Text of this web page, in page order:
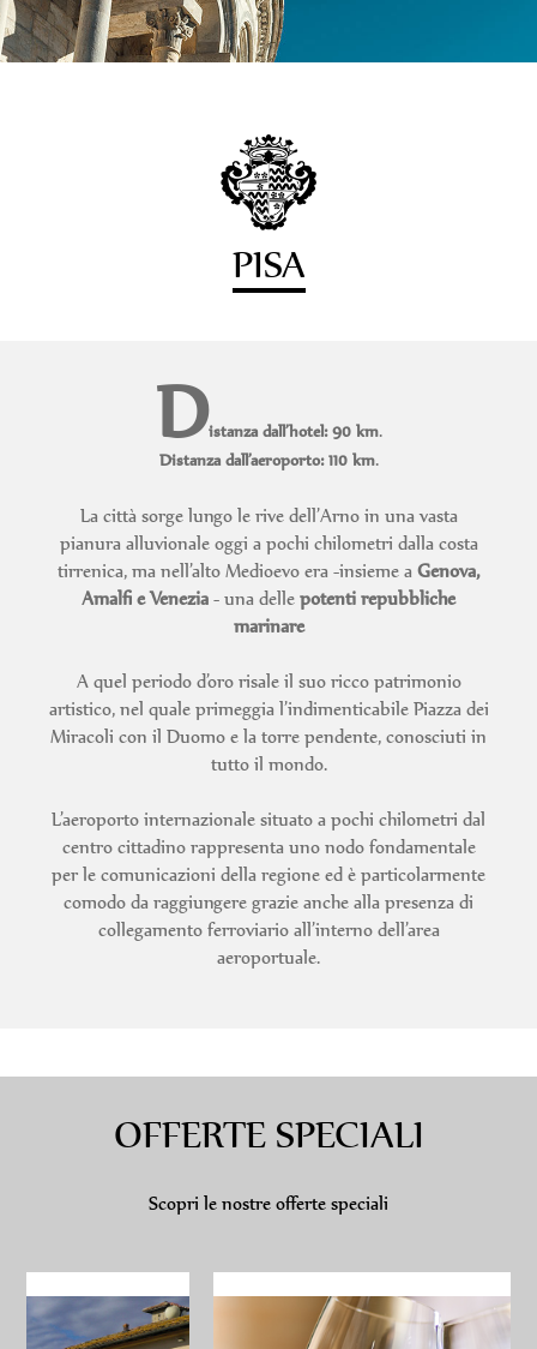
PISA
Distanza dall’hotel: 90 km.
Distanza dall’aeroporto: 110 km.
La città sorge lungo le rive dell’Arno in una vasta
pianura alluvionale oggi a pochi chilometri dalla costa
tirrenica, ma nell’alto Medioevo era -insieme a Genova,
Amalfi e Venezia - una delle potenti repubbliche
marinare
A quel periodo d’oro risale il suo ricco patrimonio
artistico, nel quale primeggia l’indimenticabile Piazza dei
Miracoli con il Duomo e la torre pendente, conosciuti in
tutto il mondo.
L’aeroporto internazionale situato a pochi chilometri dal
centro cittadino rappresenta uno nodo fondamentale
per le comunicazioni della regione ed è particolarmente
comodo da raggiungere grazie anche alla presenza di
collegamento ferroviario all’interno dell’area
aeroportuale.
OFFERTE SPECIALI
Scopri le nostre offerte speciali